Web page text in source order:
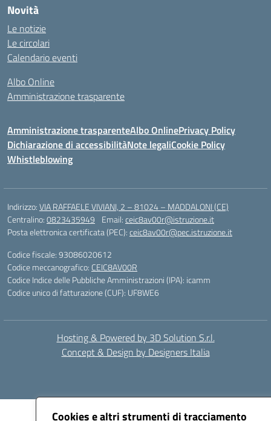
Cookies e altri strumenti di tracciamento
Novità
Le notizie
Le circolari
Calendario eventi
Albo Online
Amministrazione trasparente
Amministrazione trasparenteAlbo OnlinePrivacy Policy
Dichiarazione di accessibilitàNote legaliCookie Policy
Whistleblowing
Indirizzo:VIA RAFFAELE VIVIANI, 2 – 81024 – MADDALONI (CE)
Centralino:0823435949 Email:ceic8av00r@istruzione.it
Posta elettronica certificata (PEC):ceic8av00r@pec.istruzione.it
Codice fiscale: 93086020612
Codice meccanografico: CEIC8AV00R
Codice Indice delle Pubbliche Amministrazioni (IPA): icamm
Codice unico di fatturazione (CUF): UF8WE6
Hosting & Powered by 3D Solution S.r.l.
Concept & Design by Designers Italia